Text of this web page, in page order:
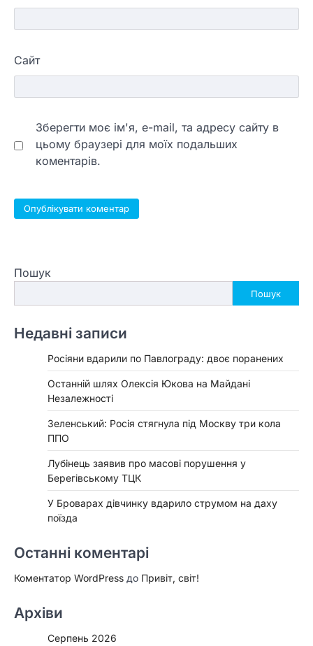
Сайт
Зберегти моє ім'я, e-mail, та адресу сайту в
цьому браузері для моїх подальших
коментарів.
Пошук
Пошук
Недавні записи
Росіяни вдарили по Павлограду: двоє поранених
Останній шлях Олексія Юкова на Майдані
Незалежності
Зеленський: Росія стягнула під Москву три кола
ППО
Лубінець заявив про масові порушення у
Берегівському ТЦК
У Броварах дівчинку вдарило струмом на даху
поїзда
Останні коментарі
Коментатор WordPress до Привіт, світ!
Архіви
Серпень 2026